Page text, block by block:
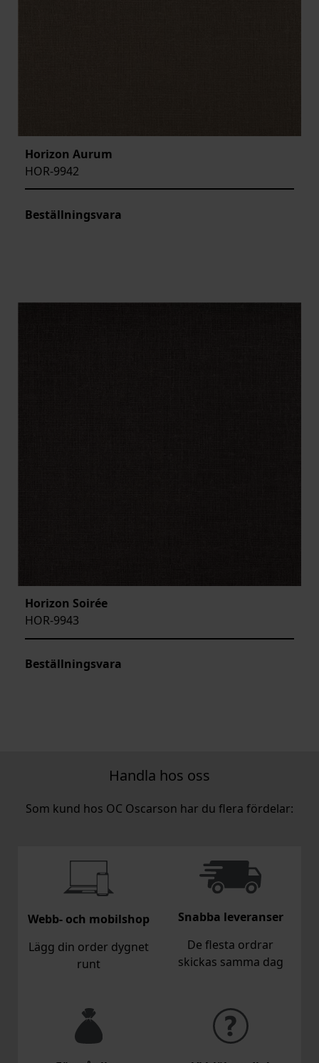
Horizon Aurum
HOR-9942
Beställningsvara
Horizon Soirée
HOR-9943
Beställningsvara
Handla hos oss
Som kund hos OC Oscarson har du flera fördelar:
Webb- och mobilshop
Lägg din order dygnet
runt
Snabba leveranser
De flesta ordrar
skickas samma dag